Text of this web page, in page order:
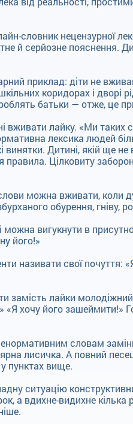
словник нецензурної
й серйозне пояснення.
приклад: діти не
коридорах і дворі
батьки — отже, це
вживати лайку. «Ми
лексика
Дитині, якій ще не
правила. Цілковиту
можна вживати, коли
обурення, гніву,
можна вигукнути в
його!»
називати свої почуття:
замість лайки
хочу його зашеймити!»
словам
лисичка. А повний
пунктах вище.
ситуацію
а вдихне-видихне кілька